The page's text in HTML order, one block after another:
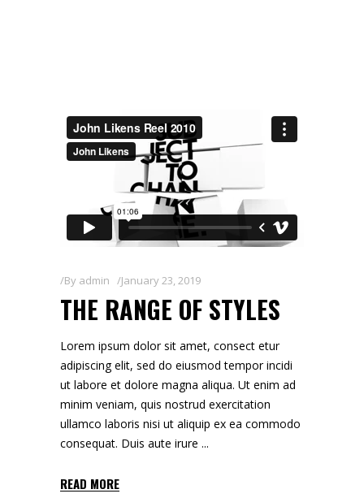
By admin January 23, 2019
THE RANGE OF STYLES
Lorem ipsum dolor sit amet, consect etur
adipiscing elit, sed do eiusmod tempor incidi
ut labore et dolore magna aliqua. Ut enim ad
minim veniam, quis nostrud exercitation
ullamco laboris nisi ut aliquip ex ea commodo
consequat. Duis aute irure
READ MORE